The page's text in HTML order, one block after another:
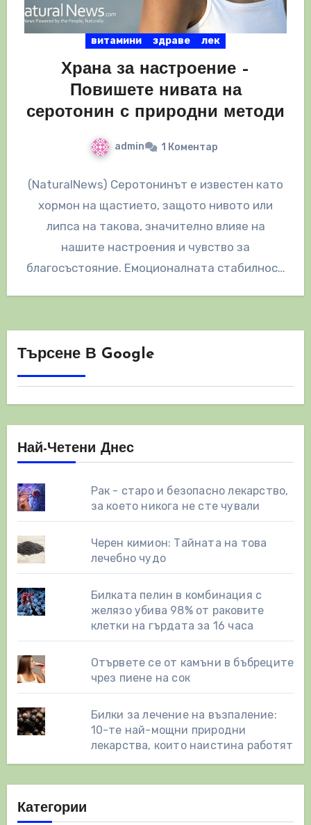
витамини здраве лек
Храна за настроение –
Повишете нивата на
серотонин с природни методи
admin 1 Коментар
(NaturalNews) Серотонинът е известен като
хормон на щастието, защото нивото или
липса на такова, значително влияе на
нашите настроения и чувство за
благосъстояние. Емоционалната стабилност
Търсене В Google
Най-Четени Днес
Рак - старо и безопасно лекарство,
за което никога не сте чували
Черен кимион: Тайната на това
лечебно чудо
Билката пелин в комбинация с
желязо убива 98% от раковите
клетки на гърдата за 16 часа
Отървете се от камъни в бъбреците
чрез пиене на сок
Билки за лечение на възпаление:
10-те най-мощни природни
лекарства, които наистина работят
Категории